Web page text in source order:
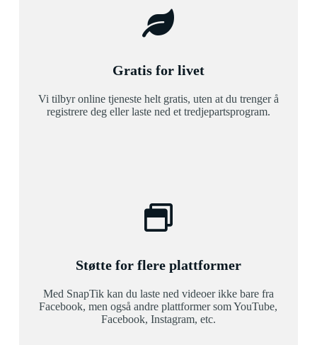
Gratis for livet
Vi tilbyr online tjeneste helt gratis, uten at du trenger å
registrere deg eller laste ned et tredjepartsprogram.
Støtte for flere plattformer
Med SnapTik kan du laste ned videoer ikke bare fra
Facebook, men også andre plattformer som YouTube,
Facebook, Instagram, etc.